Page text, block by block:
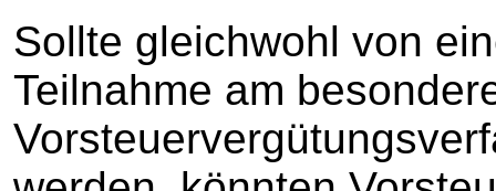
Sollte gleichwohl von
Teilnahme am